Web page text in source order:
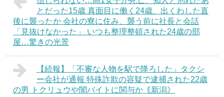
とだった15歳 真面目に働く24歳、出くわした直
後に襲ったか 会社の寮に住み、襲う前に社長と会話
「見抜けなかった」 いつも整理整頓された24歳の部
屋…驚きの光景
【続報】「不審な人物を駅で降ろした」タクシ
ー会社が通報 特殊詐欺の容疑で逮捕された22歳
の男 トクリュウや闇バイトに関与か｟新潟》